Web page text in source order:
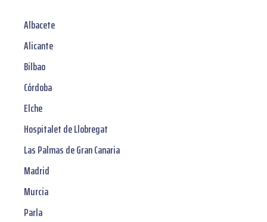
Albacete
Alicante
Bilbao
Córdoba
Elche
Hospitalet de Llobregat
Las Palmas de Gran Canaria
Madrid
Murcia
Parla